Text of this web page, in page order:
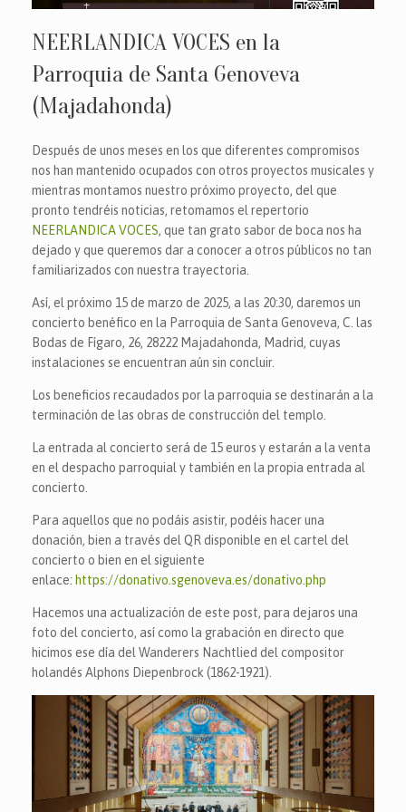
NEERLANDICA VOCES en la
Parroquia de Santa Genoveva
(Majadahonda)
Después de unos meses en los que diferentes compromisos
nos han mantenido ocupados con otros proyectos musicales y
mientras montamos nuestro próximo proyecto, del que
pronto tendréis noticias, retomamos el repertorio
NEERLANDICA VOCES, que tan grato sabor de boca nos ha
dejado y que queremos dar a conocer a otros públicos no tan
familiarizados con nuestra trayectoria.
Así, el próximo 15 de marzo de 2025, a las 20:30, daremos un
concierto benéfico en la Parroquia de Santa Genoveva, C. las
Bodas de Fígaro, 26, 28222 Majadahonda, Madrid, cuyas
instalaciones se encuentran aún sin concluir.
Los beneficios recaudados por la parroquia se destinarán a la
terminación de las obras de construcción del templo.
La entrada al concierto será de 15 euros y estarán a la venta
en el despacho parroquial y también en la propia entrada al
concierto.
Para aquellos que no podáis asistir, podéis hacer una
donación, bien a través del QR disponible en el cartel del
concierto o bien en el siguiente
enlace: https://donativo.sgenoveva.es/donativo.php
Hacemos una actualización de este post, para dejaros una
foto del concierto, así como la grabación en directo que
hicimos ese día del Wanderers Nachtlied del compositor
holandés Alphons Diepenbrock (1862-1921).